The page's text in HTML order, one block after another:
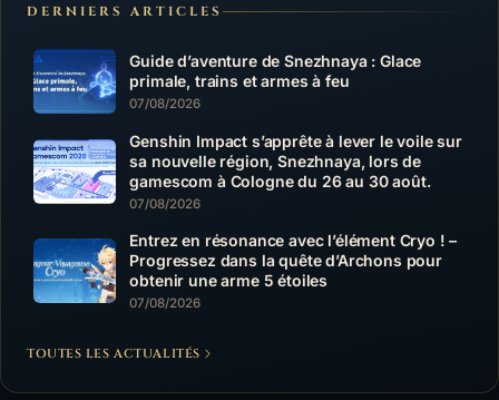
DERNIERS ARTICLES
Guide d’aventure de Snezhnaya : Glace
primale, trains et armes à feu
07/08/2026
Genshin Impact s’apprête à lever le voile sur
sa nouvelle région, Snezhnaya, lors de
gamescom à Cologne du 26 au 30 août.
07/08/2026
Entrez en résonance avec l’élément Cryo ! –
Progressez dans la quête d’Archons pour
obtenir une arme 5 étoiles
07/08/2026
TOUTES LES ACTUALITÉS